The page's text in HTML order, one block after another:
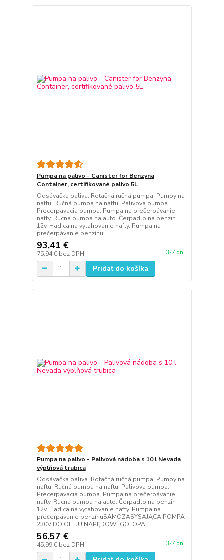
Pumpa na palivo - Canister for Benzyna
Container, certifikované palivo 5L
Odsávačka paliva. Rotačná ručná pumpa. Pumpy na
naftu. Ručná pumpa na naftu. Palivova pumpa.
Precerpavacia pumpa. Pumpa na prečerpávanie
nafty. Rucna pumpa na auto. Čerpadlo na benzin
12v. Hadica na vytahovanie nafty. Pumpa na
prečerpávanie benzínu
93,41 €
75,94 € bez DPH 3-7 dni
Pridať do košíka
Pumpa na palivo - Palivová nádoba s 10 l Nevada
výplňová trubica
Odsávačka paliva. Rotačná ručná pumpa. Pumpy na
naftu. Ručná pumpa na naftu. Palivova pumpa.
Precerpavacia pumpa. Pumpa na prečerpávanie
nafty. Rucna pumpa na auto. Čerpadlo na benzin
12v. Hadica na vytahovanie nafty. Pumpa na
prečerpávanie benzínuSAMOZASYSAJĄCA POMPA
230V DO OLEJU NAPĘDOWEGO, OPA
56,57 €
45,99 € bez DPH 3-7 dni